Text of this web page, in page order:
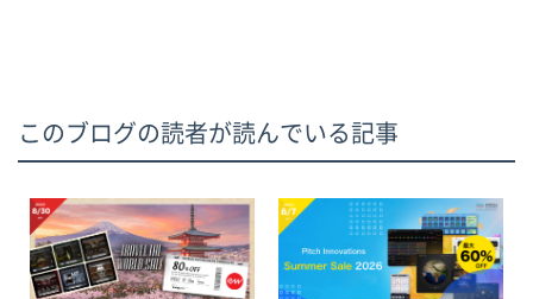
このブログの読者が読んでいる記事